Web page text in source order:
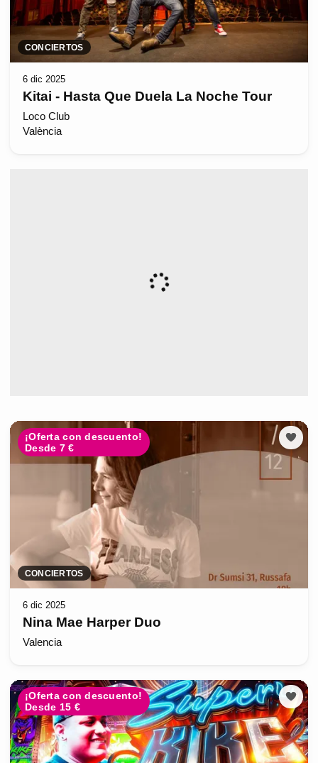
CONCIERTOS
6 dic 2025
Kitai - Hasta Que Duela La Noche Tour
Loco Club
València
¡Oferta con descuento!
Desde 7 €
CONCIERTOS
6 dic 2025
Nina Mae Harper Duo
Valencia
¡Oferta con descuento!
Desde 15 €